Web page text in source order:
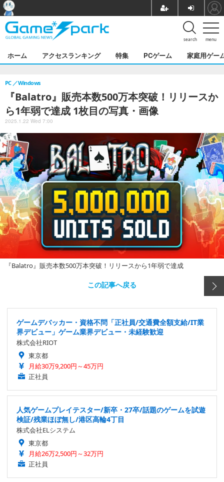
menu
search
ホーム アクセスランキング 特集 PCゲーム 家庭用ゲー
『Balatro』販売本数500万本突破！リリースか
ら1年弱で達成 1枚目の写真・画像
PC Windows
2025.1.22 Wed 7:00
『Balatro』販売本数500万本突破！リリースから1年弱で達成
この記事へ戻る
ゲームデバッカー・資格不問「正社員/交通費全額支給/IT業
界デビュー」ゲーム業界デビュー・未経験歓迎
株式会社RIOT
東京都
月給30万9,200円～45万円
正社員
人気ゲームプレイテスター/新卒・27卒/話題のゲームを試遊
検証/残業ほぼ無し/港区高輪4丁目
株式会社ELシステム
東京都
月給26万2,500円～32万円
正社員